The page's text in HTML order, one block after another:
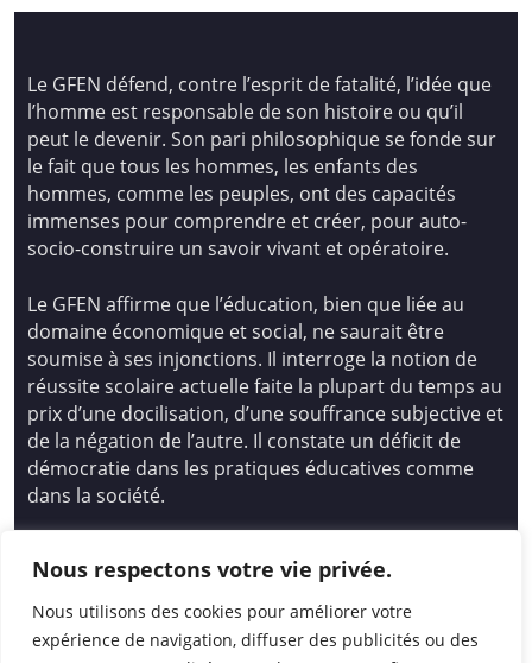
Nous respectons votre vie privée.
Nous utilisons des cookies pour améliorer votre
expérience de navigation, diffuser des publicités ou des
Le GFEN défend, contre l’esprit de fatalité, l’idée que
l’homme est responsable de son histoire ou qu’il
peut le devenir. Son pari philosophique se fonde sur
le fait que tous les hommes, les enfants des
hommes, comme les peuples, ont des capacités
immenses pour comprendre et créer, pour auto-
socio-construire un savoir vivant et opératoire.
Le GFEN affirme que l’éducation, bien que liée au
domaine économique et social, ne saurait être
soumise à ses injonctions. Il interroge la notion de
réussite scolaire actuelle faite la plupart du temps au
prix d’une docilisation, d’une souffrance subjective et
de la négation de l’autre. Il constate un déficit de
démocratie dans les pratiques éducatives comme
dans la société.
Nouvelle
14 avenue Spinoza 94200 Ivry Sur Seine
01 46 72 53 17 – gfen@gfen.asso.fr